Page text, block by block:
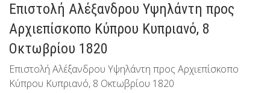
Επιστολή Αλέξανδρου Υψηλάντη προς
Αρχιεπίσκοπο Κύπρου Κυπριανό, 8
Οκτωβρίου 1820
Επιστολή Αλέξανδρου Υψηλάντη προς Αρχιεπίσκοπο
Κύπρου Κυπριανό, 8 Οκτωβρίου 1820